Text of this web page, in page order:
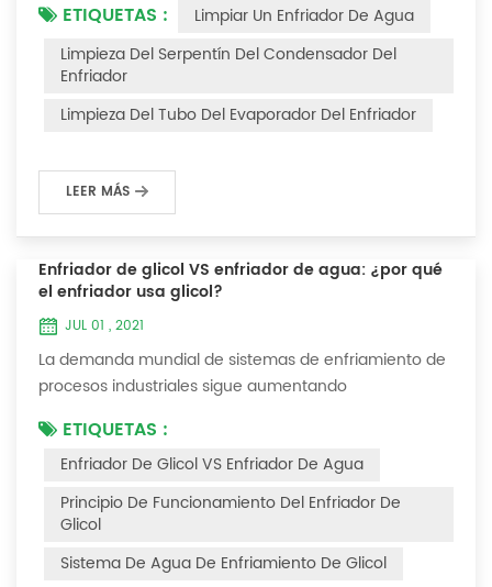
maximice su utilidad. Debido a que la operación a
largo plazo del enfriador causará incrustaciones
gruesas en la superficie del condensador, lo que
Por ejemplo, para que su eficiencia de trabaj...
ETIQUETAS :
Limpiar Un Enfriador De Agua
Limpieza Del Serpentín Del Condensador Del
Enfriador
Limpieza Del Tubo Del Evaporador Del Enfriador
LEER MÁS
Enfriador de glicol VS enfriador de agua: ¿por qué
el enfriador usa glicol?
JUL 01 , 2021
La demanda mundial de sistemas de enfriamiento de
procesos industriales sigue aumentando
inactividad mínimo son las claves para lograr procesos
industriales y comerciales consistentes y rentables.
Este artículo considerará la mejor manera de lograr la
temperatura óptima requerida para los procesos de
ETIQUETAS :
Enfriador De Glicol VS Enfriador De Agua
Principio De Funcionamiento Del Enfriador De
Glicol
Sistema De Agua De Enfriamiento De Glicol